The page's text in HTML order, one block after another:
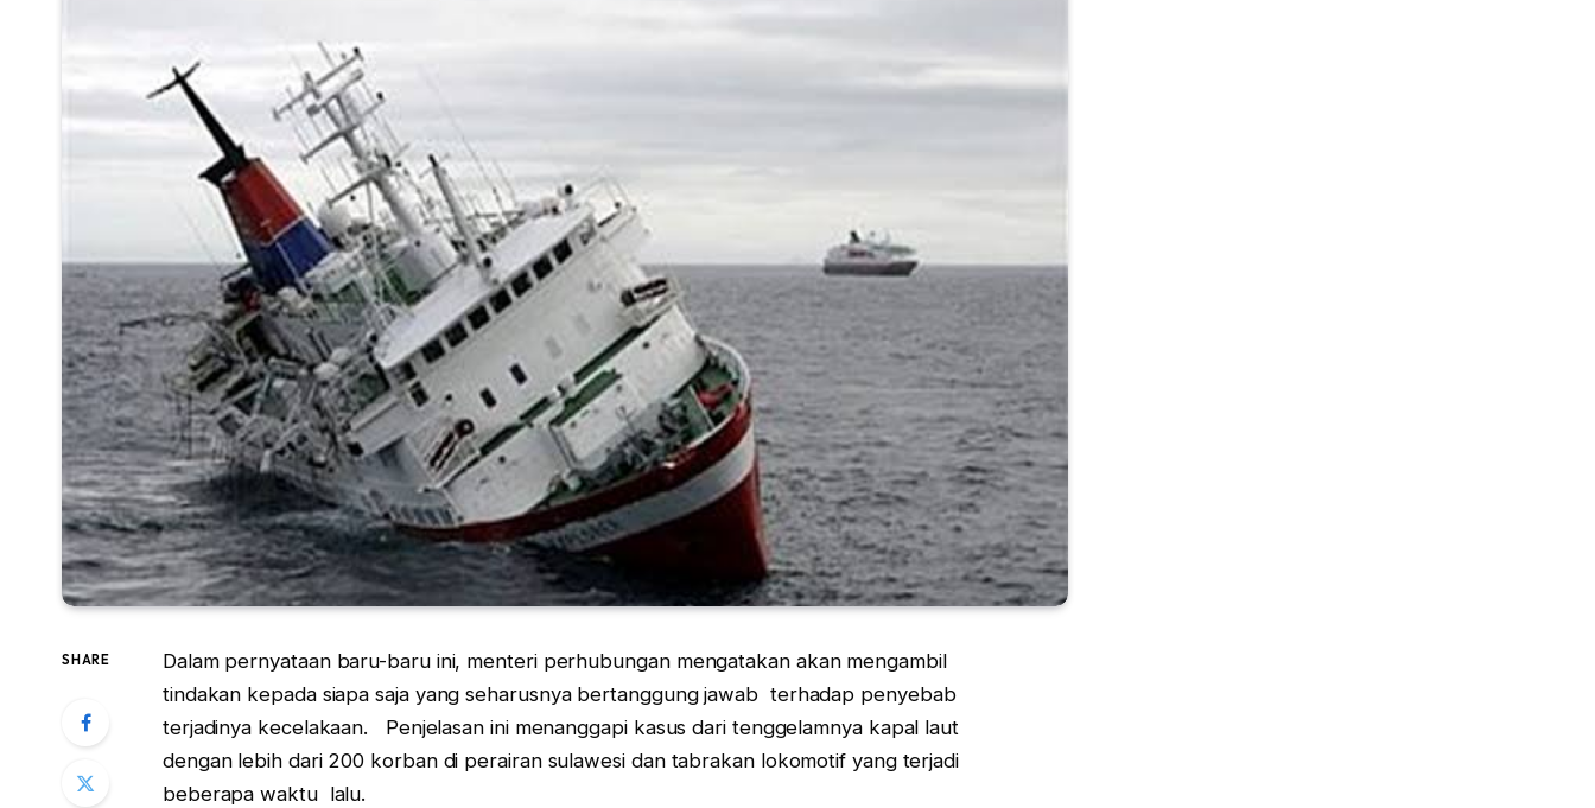
SHARE
Dalam pernyataan baru-baru ini, menteri perhubungan mengatakan akan mengambil
tindakan kepada siapa saja yang seharusnya bertanggung jawab terhadap penyebab
terjadinya kecelakaan. Penjelasan ini menanggapi kasus dari tenggelamnya kapal laut
dengan lebih dari 200 korban di perairan sulawesi dan tabrakan lokomotif yang terjadi
beberapa waktu lalu.